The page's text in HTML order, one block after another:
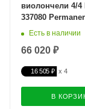
виолончели 4/4
337080
Есть в наличии
66 020 ₽
16 505 ₽
В